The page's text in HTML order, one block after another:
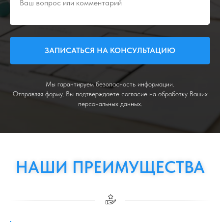
ЗАПИСАТЬСЯ НА КОНСУЛЬТАЦИЮ
Мы гарантируем безопасность информации.
Отправляя форму, Вы подтверждаете согласие на обработку Ваших
персональных данных.
НАШИ ПРЕИМУЩЕСТВА